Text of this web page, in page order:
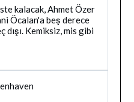
Gor
kalacak, Ahmet Özer
Öcalan'a beş derece
dışı. Kemiksiz, mis gibi